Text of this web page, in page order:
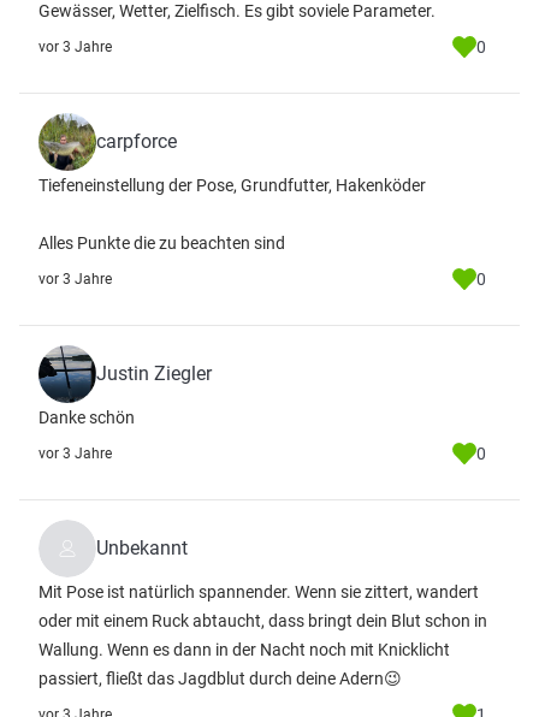
Gewässer, Wetter, Zielfisch. Es gibt soviele Parameter.
vor 3 Jahre 0
carpforce
Tiefeneinstellung der Pose, Grundfutter, Hakenköder
Alles Punkte die zu beachten sind
vor 3 Jahre 0
Justin Ziegler
Danke schön
vor 3 Jahre 0
Unbekannt
Mit Pose ist natürlich spannender. Wenn sie zittert, wandert
oder mit einem Ruck abtaucht, dass bringt dein Blut schon in
Wallung. Wenn es dann in der Nacht noch mit Knicklicht
passiert, fließt das Jagdblut durch deine Adern😉